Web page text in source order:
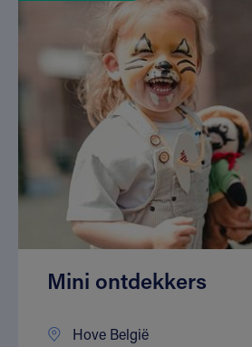
Mini ontdekkers
Hove België